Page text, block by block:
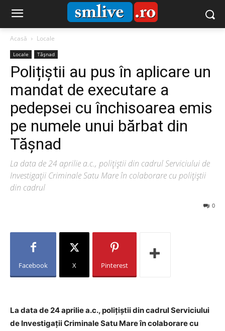
Acasă Locale
Locale Tășnad
Polițiștii au pus în aplicare un
mandat de executare a
pedepsei cu închisoarea emis
pe numele unui bărbat din
Tășnad
La data de 24 aprilie a.c., polițiștii din cadrul Serviciului de
Investigații Criminale Satu Mare în colaborare cu polițiștii
din cadrul
0
Facebook X Pinterest
La data de 24 aprilie a.c., polițiștii din cadrul Serviciului
de Investigații Criminale Satu Mare în colaborare cu